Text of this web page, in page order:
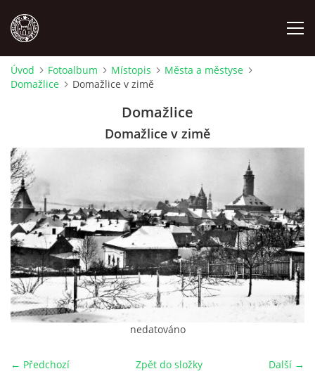
MÍSTOPIS
OSOBNOSTI
OSTATNÍ
ODKAZY
O NÁS
Úvod Fotoalbum Místopis
Města a městyse
Domažlice
Domažlice v zimě
Domažlice
Domažlice v zimě
nedatováno
← Předchozí Další →
Zpět do složky